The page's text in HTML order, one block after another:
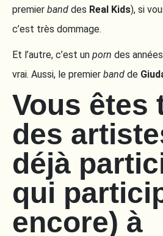
premier band des Real Kids), si
c’est très dommage.
Et l’autre, c’est un porn des
vrai. Aussi, le premier band de
Vous êtes
des
déjà
qui
encore) à